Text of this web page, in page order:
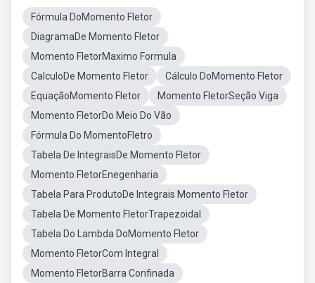
Fórmula DoMomento Fletor
DiagramaDe Momento Fletor
Momento FletorMaximo Formula
CalculoDe Momento Fletor
Cálculo DoMomento Fletor
EquaçãoMomento Fletor
Momento FletorSeção Viga
Momento FletorDo Meio Do Vão
Fórmula Do MomentoFletro
Tabela De IntegraisDe Momento Fletor
Momento FletorEnegenharia
Tabela Para ProdutoDe Integrais Momento Fletor
Tabela De Momento FletorTrapezoidal
Tabela Do Lambda DoMomento Fletor
Momento FletorCom Integral
Momento FletorBarra Confinada